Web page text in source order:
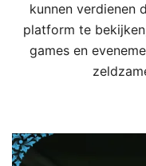
kunnen verdienen
platform te
games en